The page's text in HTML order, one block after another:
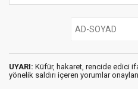
UYARI: Küfür, hakaret, rencide edici
yönelik saldırı içeren yorumlar